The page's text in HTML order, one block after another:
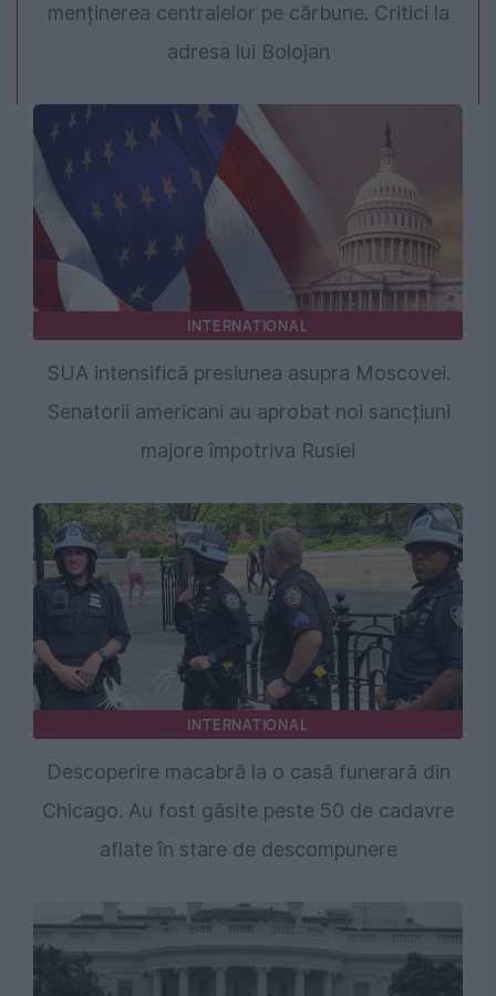
menținerea centralelor pe cărbune. Critici la
adresa lui Bolojan
INTERNATIONAL
SUA intensifică presiunea asupra Moscovei.
Senatorii americani au aprobat noi sancțiuni
majore împotriva Rusiei
INTERNATIONAL
Descoperire macabră la o casă funerară din
Chicago. Au fost găsite peste 50 de cadavre
aflate în stare de descompunere